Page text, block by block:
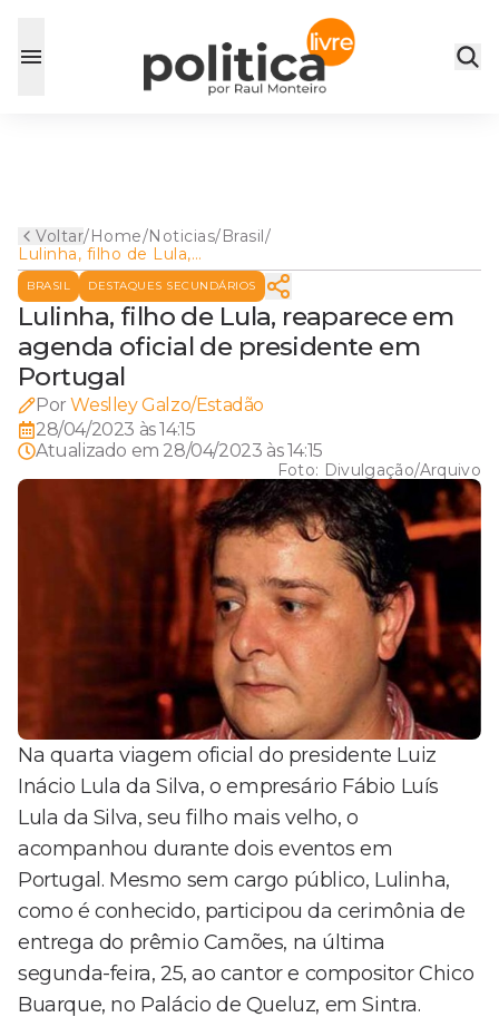
Voltar/Home/Noticias/Brasil/
Lulinha, filho de Lula,
reaparece em agenda oficial
de presidente em Portugal
BRASIL DESTAQUES SECUNDÁRIOS
Lulinha, filho de Lula, reaparece em
agenda oficial de presidente em
Portugal
Por Weslley Galzo/Estadão
28/04/2023 às 14:15
Atualizado em 28/04/2023 às 14:15
Foto: Divulgação/Arquivo
Na quarta viagem oficial do presidente Luiz
Inácio Lula da Silva, o empresário Fábio Luís
Lula da Silva, seu filho mais velho, o
acompanhou durante dois eventos em
Portugal. Mesmo sem cargo público, Lulinha,
como é conhecido, participou da cerimônia de
entrega do prêmio Camões, na última
segunda-feira, 25, ao cantor e compositor Chico
Buarque, no Palácio de Queluz, em Sintra.